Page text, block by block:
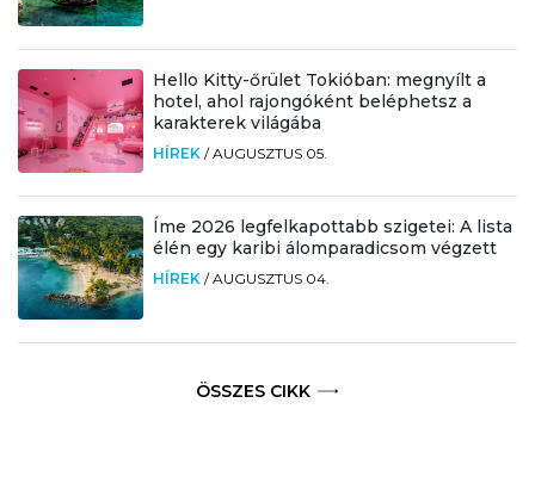
Hello Kitty-őrület Tokióban: megnyílt a
hotel, ahol rajongóként beléphetsz a
karakterek világába
HÍREK /AUGUSZTUS 05.
Íme 2026 legfelkapottabb szigetei: A lista
élén egy karibi álomparadicsom végzett
HÍREK /AUGUSZTUS 04.
ÖSSZES CIKK